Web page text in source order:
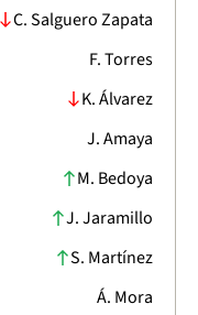
C. Salguero Zapata
F. Torres
K. Álvarez
J. Amaya
M. Bedoya
J. Jaramillo
S. Martínez
Á. Mora